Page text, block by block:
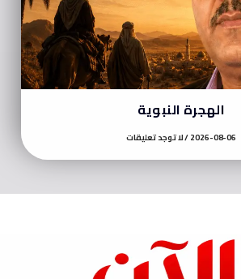
الهجرة النبوية
2026-08-06 لا توجد تعليقات